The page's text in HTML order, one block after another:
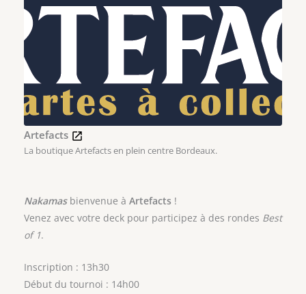
Artefacts
La boutique Artefacts en plein centre Bordeaux.
Nakamas bienvenue à Artefacts !
Venez avec votre deck pour participez à des rondes Best
of 1.
Inscription : 13h30
Début du tournoi : 14h00